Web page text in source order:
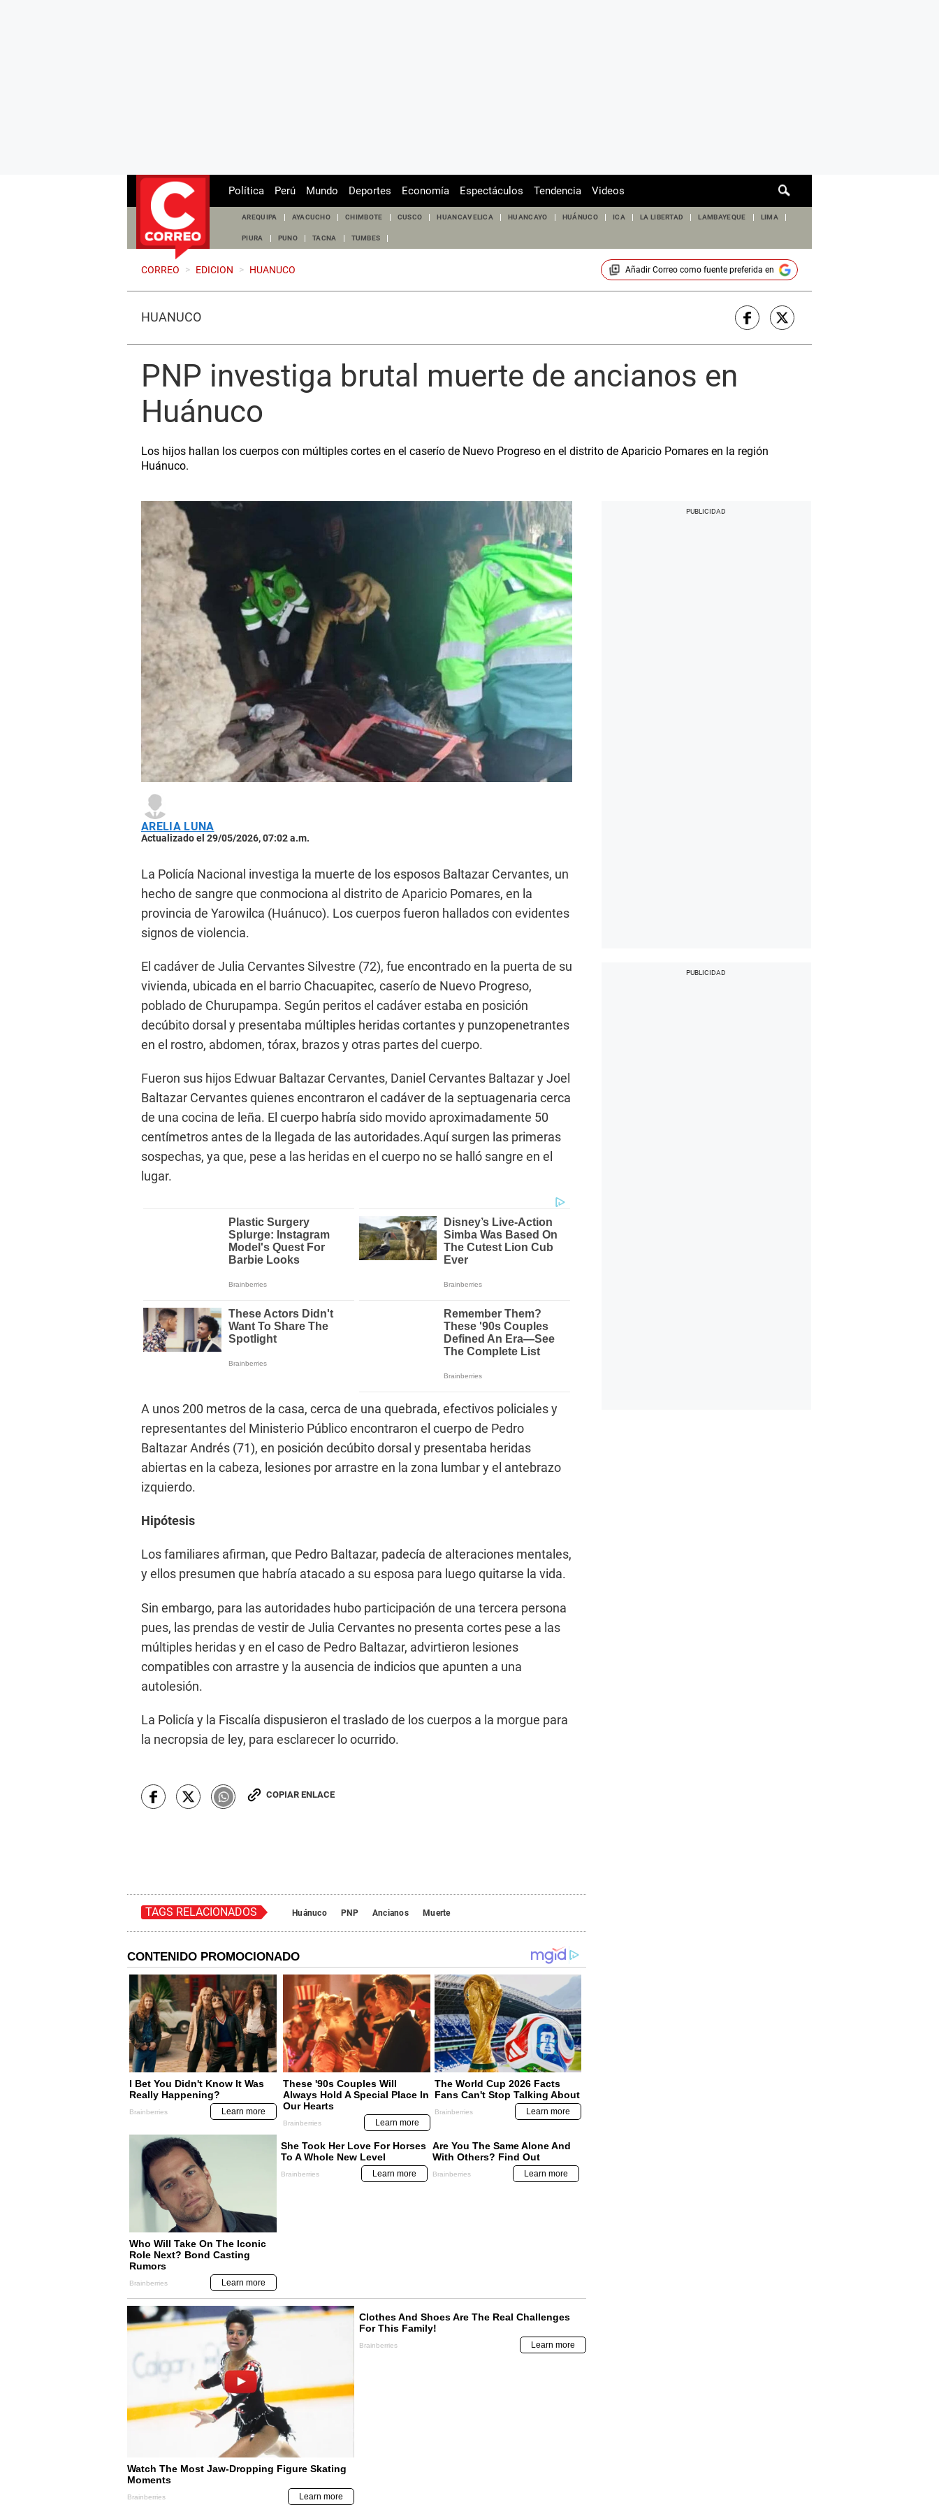
de
Política Perú Mundo Deportes Economía Espectáculos Tendencia Videos
AREQUIPA AYACUCHO CHIMBOTE CUSCO HUANCAVELICA HUANCAYO HUÁNUCO ICA LA LIBERTAD LAMBAYEQUE LIMA
PIURA PUNO TACNA TUMBES
CORREO > EDICION > HUANUCO Añadir Correocomo fuente preferida en
HUÁNUCO
PNP investiga brutal muerte de ancianos en
Huánuco
Los hijos hallan los cuerpos con múltiples cortes en el caserío de Nuevo Progreso en el distrito de Aparicio Pomares en la región
Huánuco.
ARELIA LUNA
Actualizado el 29/05/2026, 07:02 a.m.
La Policía Nacional investiga la muerte de los esposos Baltazar Cervantes, un
hecho de sangre que conmociona al distrito de Aparicio Pomares, en la
provincia de Yarowilca (Huánuco). Los cuerpos fueron hallados con evidentes
signos de violencia.
El cadáver de Julia Cervantes Silvestre (72), fue encontrado en la puerta de su
vivienda, ubicada en el barrio Chacuapitec, caserío de Nuevo Progreso,
poblado de Churupampa. Según peritos el cadáver estaba en posición
decúbito dorsal y presentaba múltiples heridas cortantes y punzopenetrantes
en el rostro, abdomen, tórax, brazos y otras partes del cuerpo.
Fueron sus hijos Edwuar Baltazar Cervantes, Daniel Cervantes Baltazar y Joel
Baltazar Cervantes quienes encontraron el cadáver de la septuagenaria cerca
de una cocina de leña. El cuerpo habría sido movido aproximadamente 50
centímetros antes de la llegada de las autoridades.Aquí surgen las primeras
sospechas, ya que, pese a las heridas en el cuerpo no se halló sangre en el
lugar.
A unos 200 metros de la casa, cerca de una quebrada, efectivos policiales y
representantes del Ministerio Público encontraron el cuerpo de Pedro
Baltazar Andrés (71), en posición decúbito dorsal y presentaba heridas
abiertas en la cabeza, lesiones por arrastre en la zona lumbar y el antebrazo
izquierdo.
Hipótesis
Los familiares afirman, que Pedro Baltazar, padecía de alteraciones mentales,
y ellos presumen que habría atacado a su esposa para luego quitarse la vida.
Sin embargo, para las autoridades hubo participación de una tercera persona
pues, las prendas de vestir de Julia Cervantes no presenta cortes pese a las
múltiples heridas y en el caso de Pedro Baltazar, advirtieron lesiones
compatibles con arrastre y la ausencia de indicios que apunten a una
autolesión.
La Policía y la Fiscalía dispusieron el traslado de los cuerpos a la morgue para
la necropsia de ley, para esclarecer lo ocurrido.
COPIAR ENLACE
TAGS RELACIONADOS Huánuco PNP Ancianos Muerte